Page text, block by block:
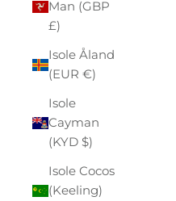
Man (GBP
£)
Isole Åland
(EUR €)
Isole
Cayman
(KYD $)
Isole Cocos
(Keeling)